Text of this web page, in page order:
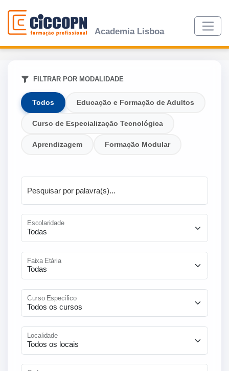
Academia Lisboa
FILTRAR POR MODALIDADE
Todos Educação e Formação de Adultos
Curso de Especialização Tecnológica
Aprendizagem Formação Modular
Pesquisar por palavra(s)...
Escolaridade
Faixa Etária
Curso Específico
Localidade